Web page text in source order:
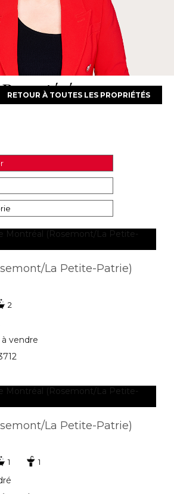
Propriétés
RETOUR À TOUTES LES PROPRIÉTÉS
La Petite-Patrie)
2
vendre
La Petite-Patrie)
1 1